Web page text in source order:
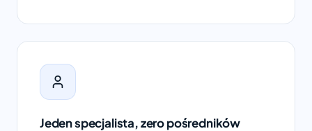
Jeden specjalista, zero pośredników